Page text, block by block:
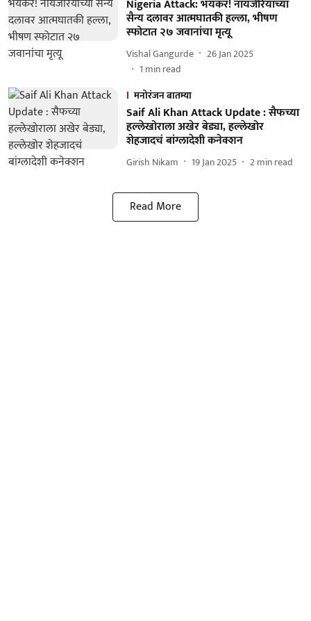
Nigeria Attack: भयंकर! नायजेरियाच्या
सैन्य दलावर आत्मघातकी हल्ला, भीषण
स्फोटात २७ जवानांचा मृत्यू
Vishal Gangurde
26 Jan 2025
1 min read
मनोरंजन बातम्या
Saif Ali Khan Attack Update : सैफच्या
हल्लेखोराला अखेर बेड्या, हल्लेखोर
शेहजादचं बांग्लादेशी कनेक्शन
Girish Nikam 19 Jan 2025 2min read
Read More